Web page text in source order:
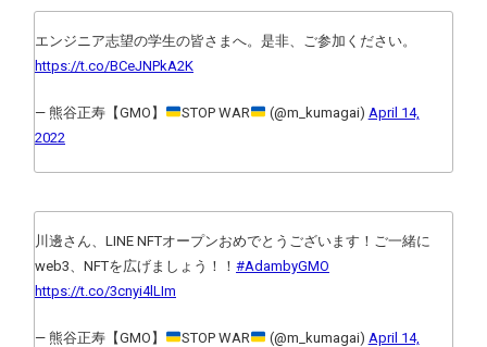
エンジニア志望の学生の皆さまへ。是非、ご参加ください。
https://t.co/BCeJNPkA2K
— 熊谷正寿【GMO】 STOP WAR (@m_kumagai) April 14,
2022
川邊さん、LINE NFTオープンおめでとうございます！ご一緒に
web3、NFTを広げましょう！！ #AdambyGMO
https://t.co/3cnyi4lLIm
— 熊谷正寿【GMO】 STOP WAR (@m_kumagai) April 14,